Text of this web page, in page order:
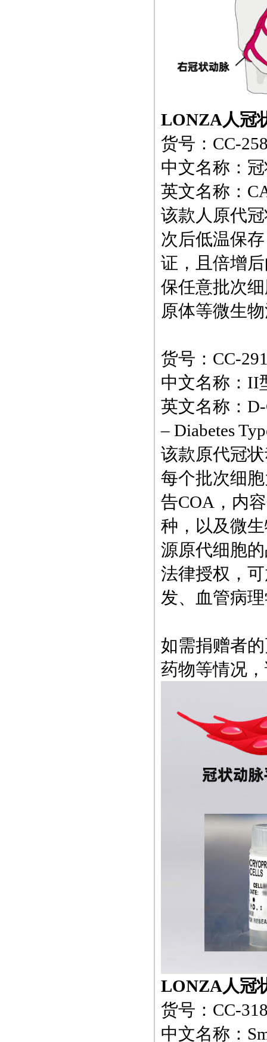
LONZA人冠
货号：CC-
中文名称：
英文名称：
该款人原代
次后低温保
证，且倍增
保任意批次
原体等微生
货号：CC-
中文名称：II
英文名称：D-
– Diabetes
该款原代冠
每个批次细
告COA，内
种，以及微
源原代细胞
法律授权，
发、血管病
如需捐赠者
药物等情况
LONZA人冠
货号：CC-
中文名称：